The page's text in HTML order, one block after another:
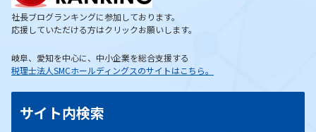
社長ブログランキングに参加しております。
応援していただける方はクリックお願いします。
岐阜、愛知を中心に、中小企業を総合支援する
税理士法人SMCホールディングスのサイトはこちら。
サイト内検索